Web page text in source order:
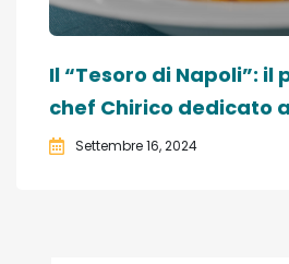
Il “Tesoro di Napoli”: il
chef Chirico dedicato
Settembre 16, 2024